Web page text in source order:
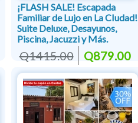
¡FLASH SALE! Escapada
Familiar de Lujo en La CIudad!
Suite Deluxe, Desayunos,
Piscina, Jacuzzi y Más.
Q1415.00 Q879.00